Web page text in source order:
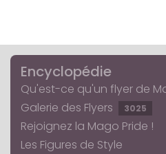
Encyclopédie
Qu'est-ce qu'un flyer de
Galerie des Flyers
3025
Rejoignez la Mago Pride !
Les Figures de Style